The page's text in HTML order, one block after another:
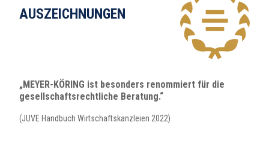
AUSZEICHNUNGEN
„MEYER-KÖRING ist besonders renommiert für die
gesellschaftsrechtliche Beratung.“
(JUVE Handbuch Wirtschaftskanzleien 2022)